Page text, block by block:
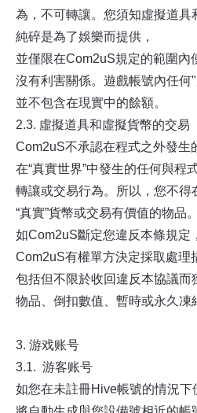
為，不可轉讓。您須知虛擬道具
純碎是為了娛樂而提供，
並僅限在Com2uS規定的範圍內
沒有利害關係。遊戲帳號內任何
並不包含在現實中的餘額。
2.3. 虛擬道具和虛擬貨幣的交易
Com2uS不承認在程式之外發生
在“真實世界”中發生的任何與程
轉讓或交易行為。所以，您不得
“真實”貨幣或交易有價值的物品。
如Com2uS斷定您違反本條規定，
Com2uS有權單方決定採取處理
包括但不限於收回違反本協議而
物品、倒扣數值、暫時或永久凍
3. 游戏账号
3.1. 游客账号
如您在未註冊Hive帳號的情況下